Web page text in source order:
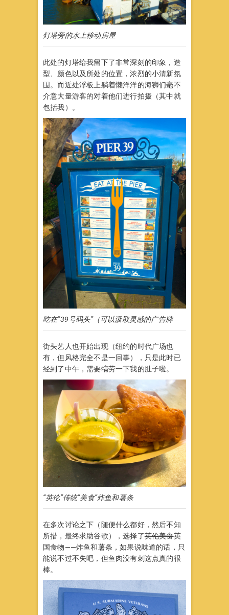
灯塔旁的水上移动房屋
此处的灯塔给我留下了非常深刻的印象，造
型、颜色以及所处的位置，浓烈的小清新氛
围。而近处浮板上躺着懒洋洋的海狮们毫不
介意大量游客的对着他们进行拍摄（其中就
包括我）。
吃在“39号码头”（可以汲取灵感的广告牌
街头艺人也开始出现（纽约的时代广场也
有，但风格完全不是一回事），只是此时已
经到了中午，需要犒劳一下我的肚子啦。
“英伦”传统“美食”炸鱼和薯条
在多次讨论之下（随便什么都好，然后不知
所措，最终求助谷歌），选择了英伦美食英
国食物——炸鱼和薯条，如果说味道的话，只
能说不过不失吧，但鱼肉没有刺这点真的很
棒。